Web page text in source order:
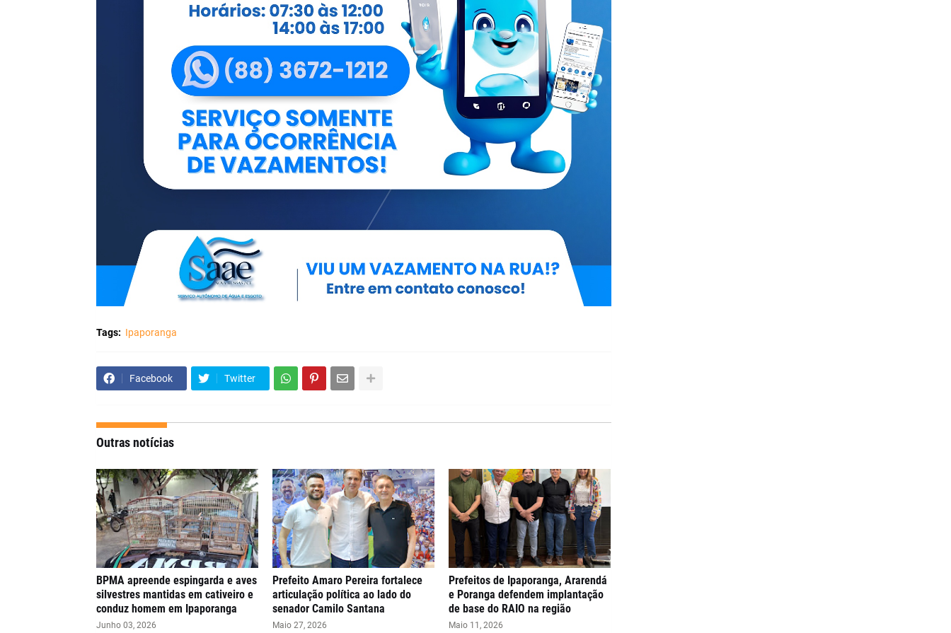
Tags: Ipaporanga
Facebook Twitter
Outras notícias
BPMA apreende espingarda e aves
silvestres mantidas em cativeiro e
conduz homem em Ipaporanga
Junho 03, 2026
Prefeito Amaro Pereira fortalece
articulação política ao lado do
senador Camilo Santana
Maio 27, 2026
Prefeitos de Ipaporanga, Ararendá
e Poranga defendem implantação
de base do RAIO na região
Maio 11, 2026